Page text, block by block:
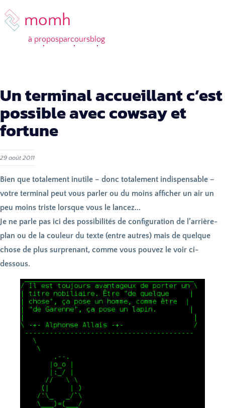
momh
à proposparcoursblog
Un terminal accueillant c’est
possible avec cowsay et
fortune
29 août 2011
Bien que totalement inutile – donc totalement indispensable –
votre terminal peut vous parler ou du moins afficher un air un
peu moins triste lorsque vous le lancez...
Je ne parle pas ici des possibilités de configuration de l’arrière-
plan ou de la couleur du texte (entre autres) mais de quelque
chose de plus surprenant, comme vous pouvez le voir ci-
dessous.